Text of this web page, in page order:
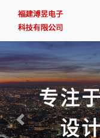
Previous
主要